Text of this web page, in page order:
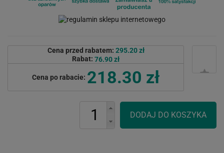
Cena przed rabatem: 295.20 zł
Rabat: 76.90 zł
Cena po rabacie: 218.30 zł